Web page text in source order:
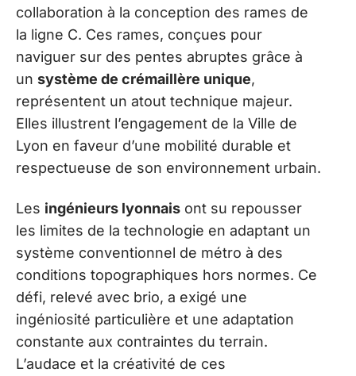
collaboration à la conception des rames de
la ligne C. Ces rames, conçues pour
naviguer sur des pentes abruptes grâce à
un système de crémaillère unique,
représentent un atout technique majeur.
Elles illustrent l’engagement de la Ville de
Lyon en faveur d’une mobilité durable et
respectueuse de son environnement urbain.
Les ingénieurs lyonnais ont su repousser
les limites de la technologie en adaptant un
système conventionnel de métro à des
conditions topographiques hors normes. Ce
défi, relevé avec brio, a exigé une
ingéniosité particulière et une adaptation
constante aux contraintes du terrain.
L’audace et la créativité de ces